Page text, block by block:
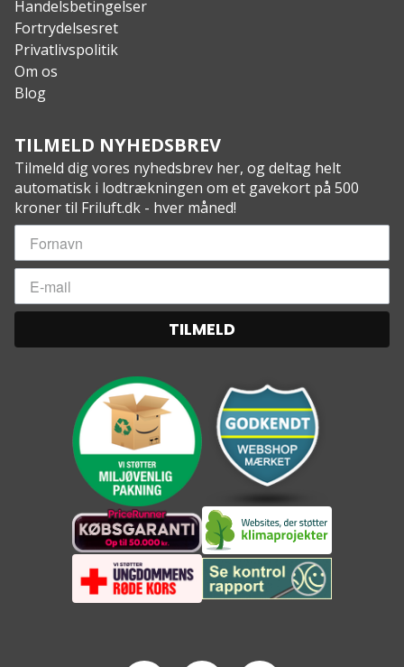
Handelsbetingelser
Fortrydelsesret
Privatlivspolitik
Om os
Blog
TILMELD NYHEDSBREV
Tilmeld dig vores nyhedsbrev her, og deltag helt
automatisk i lodtrækningen om et gavekort på 500
kroner til Friluft.dk - hver måned!
TILMELD